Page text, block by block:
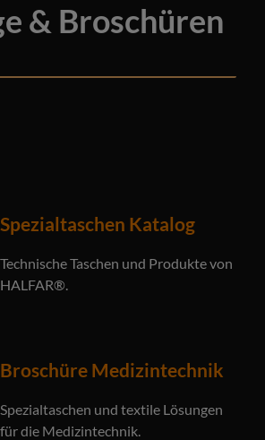
& Broschüren
Spezialtaschen Katalog
Technische Taschen und Produkte von
HALFAR®.
Broschüre Medizintechnik
Spezialtaschen und textile Lösungen
für die Medizintechnik.